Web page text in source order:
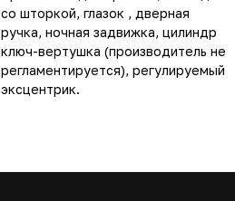
со шторкой, глазок , дверная
ручка, ночная задвижка, цилиндр
ключ-вертушка (производитель не
регламентируется), регулируемый
эксцентрик.